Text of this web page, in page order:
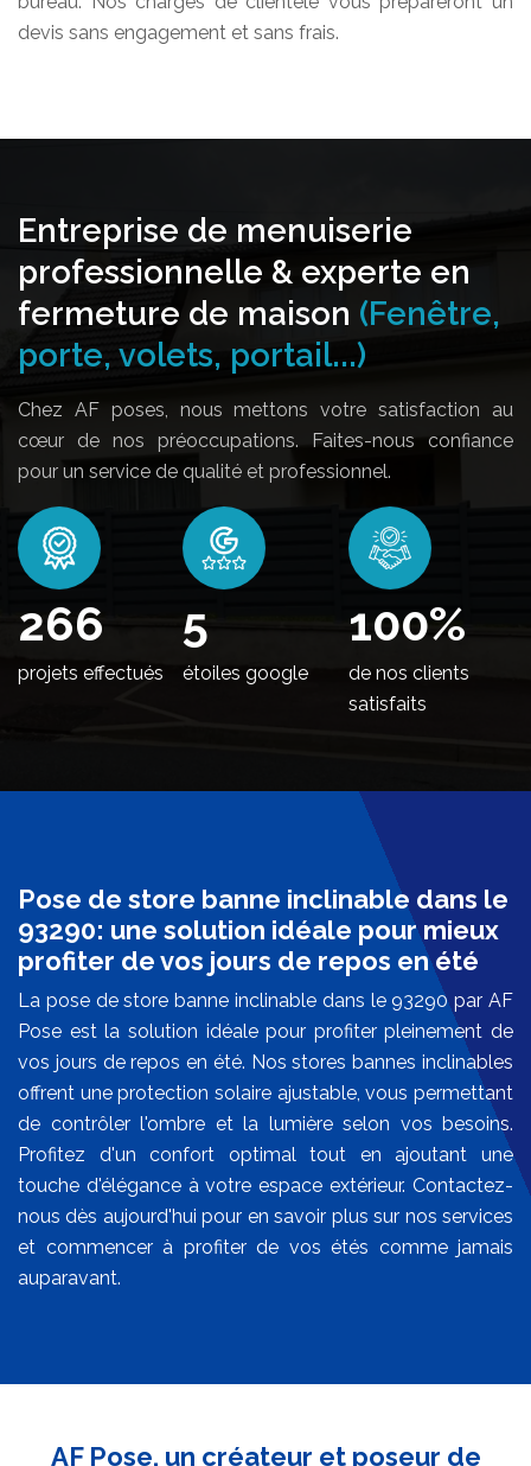
devis sans engagement et sans frais.
Entreprise de menuiserie
professionnelle & experte en
fermeture de maison (Fenêtre,
porte, volets, portail...)
Chez AF poses, nous mettons votre satisfaction au
cœur de nos préoccupations. Faites-nous confiance
pour un service de qualité et professionnel.
316
projets effectués
5
étoiles google
100%
de nos clients
satisfaits
Pose de store banne inclinable dans le
93290: une solution idéale pour mieux
profiter de vos jours de repos en été
La pose de store banne inclinable dans le 93290 par AF
Pose est la solution idéale pour profiter pleinement de
vos jours de repos en été. Nos stores bannes inclinables
offrent une protection solaire ajustable, vous permettant
de contrôler l'ombre et la lumière selon vos besoins.
Profitez d'un confort optimal tout en ajoutant une
touche d'élégance à votre espace extérieur. Contactez-
nous dès aujourd'hui pour en savoir plus sur nos services
et commencer à profiter de vos étés comme jamais
auparavant.
AF Pose, un créateur et poseur de